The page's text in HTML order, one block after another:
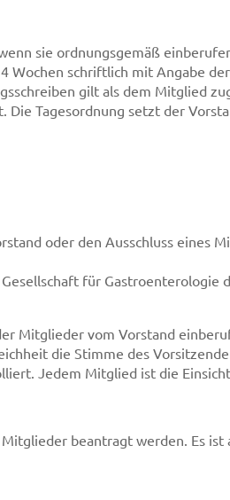
sie ordnungsgemäß
schriftlich mit Angabe
gilt als dem Mitglied
Tagesordnung setzt der
oder den Ausschluss eines
für Gastroenterologie
Mitglieder vom Vorstand
die Stimme des
Jedem Mitglied ist die
beantragt werden. Es